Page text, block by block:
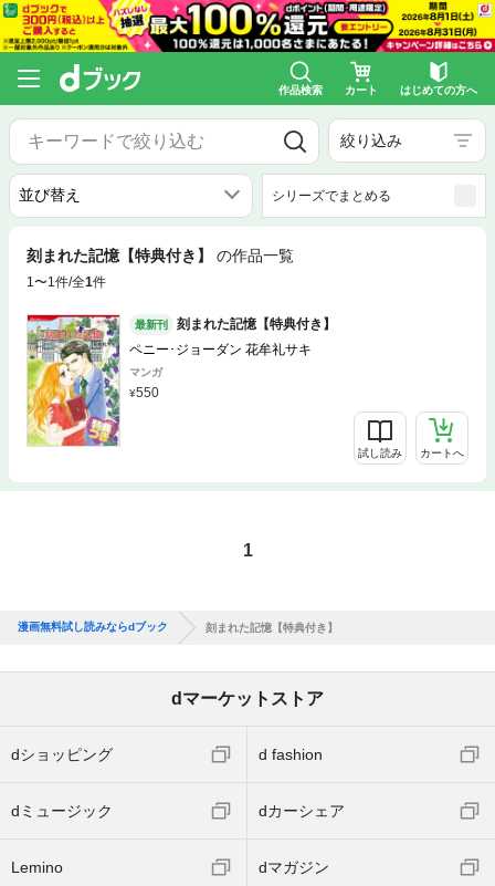
作品検索 カート はじめての方へ
絞り込み
シリーズでまとめる
刻まれた記憶【特典付き】 の作品一覧
1〜1件/全1件
最新刊
刻まれた記憶【特典付き】
ペニー･ジョーダン 花牟礼サキ
マンガ
550
試し読み カートへ
1
漫画無料試し読みならdブック 刻まれた記憶【特典付き】
dマーケットストア
dショッピング d fashion
dミュージック dカーシェア
Lemino dマガジン